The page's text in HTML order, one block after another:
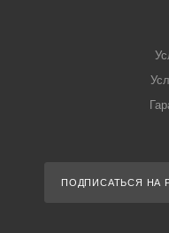
ПОДПИСАТЬСЯ НА